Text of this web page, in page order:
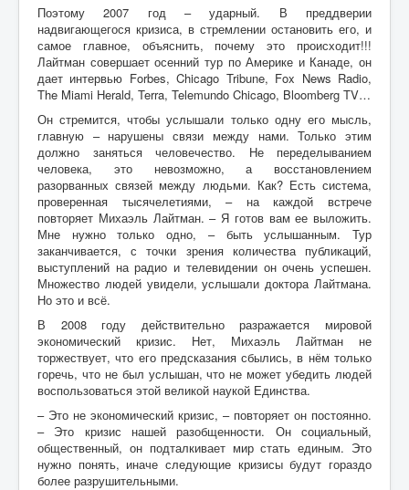
Поэтому 2007 год – ударный. В преддверии
надвигающегося кризиса, в стремлении остановить его, и
самое главное, объяснить, почему это происходит!!!
Лайтман совершает осенний тур по Америке и Канаде, он
дает интервью Forbes, Chicago Tribune, Fox News Radio,
The Miami Herald, Terra, Telemundo Chicago, Bloomberg TV…
Он стремится, чтобы услышали только одну его мысль,
главную – нарушены связи между нами. Только этим
должно заняться человечество. Не переделыванием
человека, это невозможно, а восстановлением
разорванных связей между людьми. Как? Есть система,
проверенная тысячелетиями, – на каждой встрече
повторяет Михаэль Лайтман. – Я готов вам ее выложить.
Мне нужно только одно, – быть услышанным. Тур
заканчивается, с точки зрения количества публикаций,
выступлений на радио и телевидении он очень успешен.
Множество людей увидели, услышали доктора Лайтмана.
Но это и всё.
В 2008 году действительно разражается мировой
экономический кризис. Нет, Михаэль Лайтман не
торжествует, что его предсказания сбылись, в нём только
горечь, что не был услышан, что не может убедить людей
воспользоваться этой великой наукой Единства.
– Это не экономический кризис, – повторяет он постоянно.
– Это кризис нашей разобщенности. Он социальный,
общественный, он подталкивает мир стать единым. Это
нужно понять, иначе следующие кризисы будут гораздо
более разрушительными.